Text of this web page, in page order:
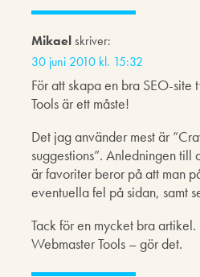
Mikaelskriver:
30 juni 2010 kl. 15:32
För att skapa en bra SEO-
Tools är ett måste!
Det jag använder mest är
suggestions”. Anledningen till
är favoriter beror på att man
eventuella fel på sidan, samt
Tack för en mycket bra
Webmaster Tools – gör det.